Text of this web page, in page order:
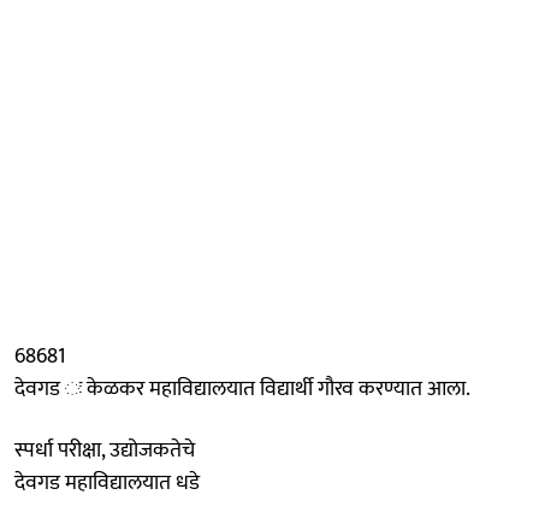
68681
देवगड ः केळकर महाविद्यालयात विद्यार्थी गौरव करण्यात आला.
स्पर्धा परीक्षा, उद्योजकतेचे
देवगड महाविद्यालयात धडे